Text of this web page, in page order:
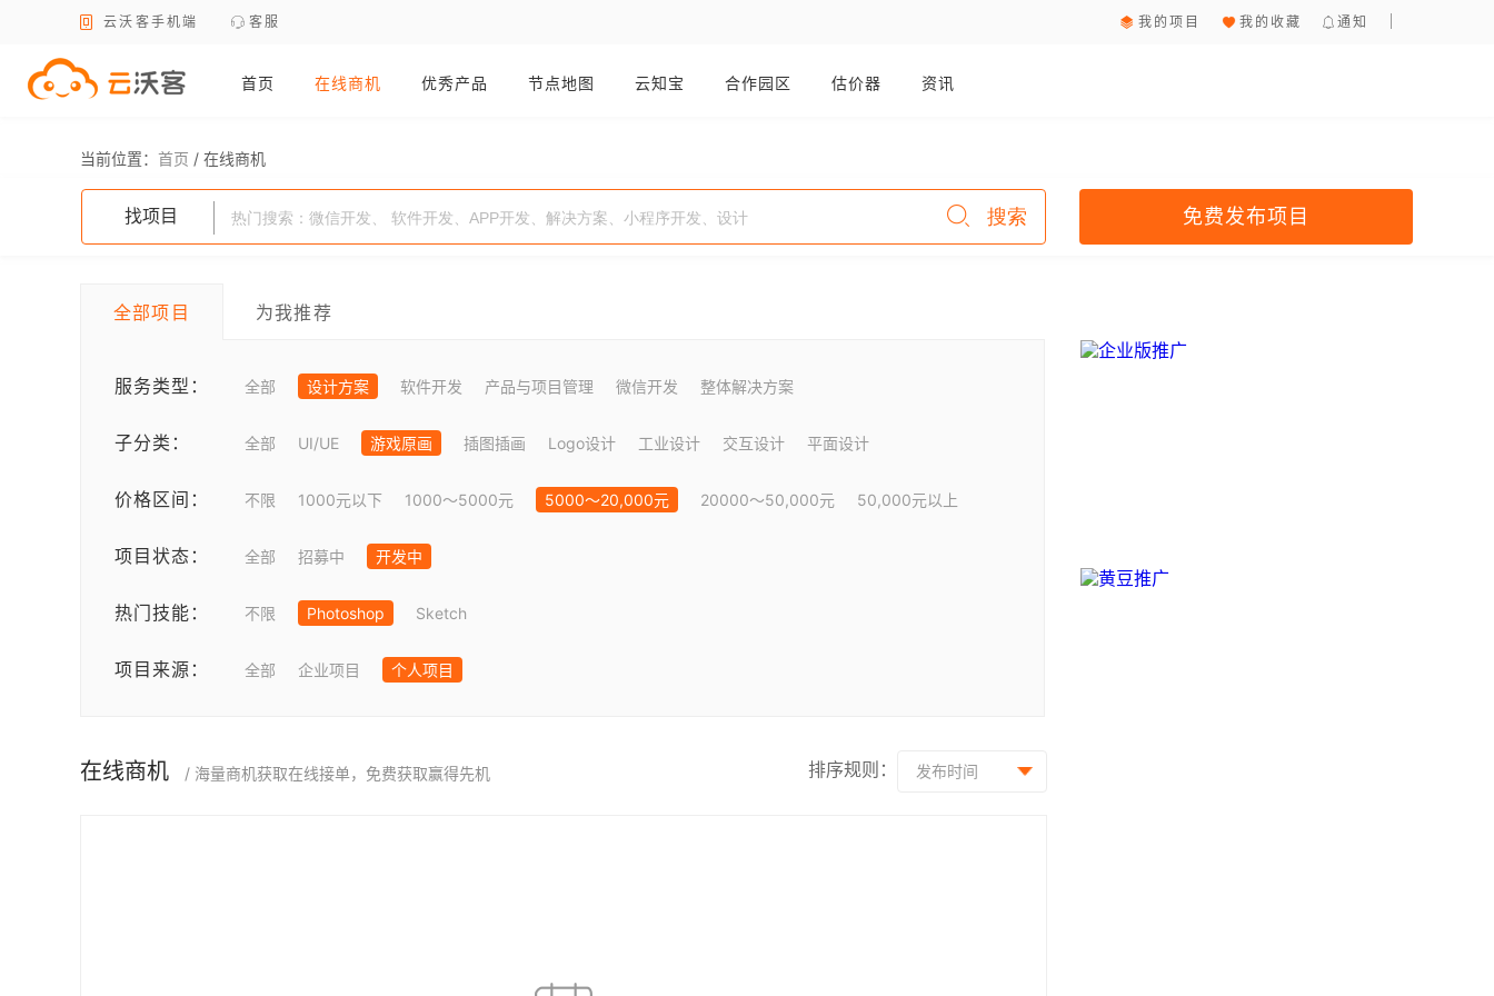
云沃客手机端 客服 我的项目 我的收藏 通知
首页 在线商机 优秀产品 节点地图 云知宝 合作园区 估价器 资讯
当前位置： 首页 / 在线商机
找项目 搜索 免费发布项目
全部项目 为我推荐
服务类型： 全部 设计方案 软件开发 产品与项目管理 微信开发 整体解决方案
子分类： 全部 UI/UE 游戏原画 插图插画 Logo设计 工业设计 交互设计 平面设计
价格区间： 不限 1000元以下 1000～5000元 5000～20,000元 20000～50,000元 50,000元以上
项目状态： 全部 招募中 开发中
热门技能： 不限 Photoshop Sketch
项目来源： 全部 企业项目 个人项目
在线商机 / 海量商机获取在线接单，免费获取赢得先机 排序规则： 发布时间